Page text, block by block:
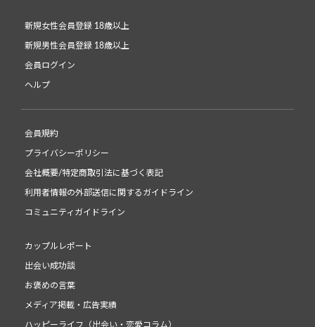
新規女性会員登録 18歳以上
新規男性会員登録 18歳以上
会員ログイン
ヘルプ
会員規約
プライバシーポリシー
会社概要/特定商取引法に基づく表記
利用者情報の外部送信に関するガイドライン
コミュニティガイドライン
カップルレポート
出会い成功談
お褒めの言葉
メディア掲載・広告実績
ハッピーライフ（出会い・恋愛コラム）